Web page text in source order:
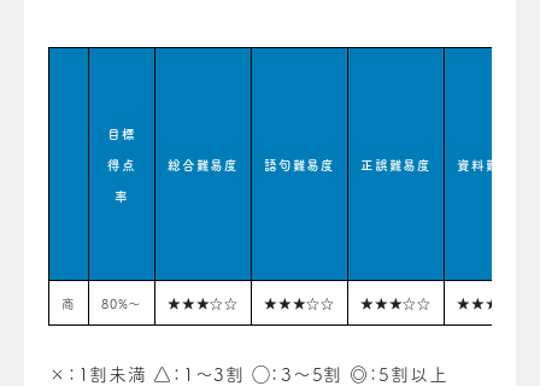
目標
得点
率
総合難易度 語句難易度 正誤難易度 資料難易度
商 80%〜 ★★★☆☆ ★★★☆☆ ★★★☆☆ ★★★☆☆
×：1割未満 △：1〜3割 ◯：3〜5割 ◎：5割以上